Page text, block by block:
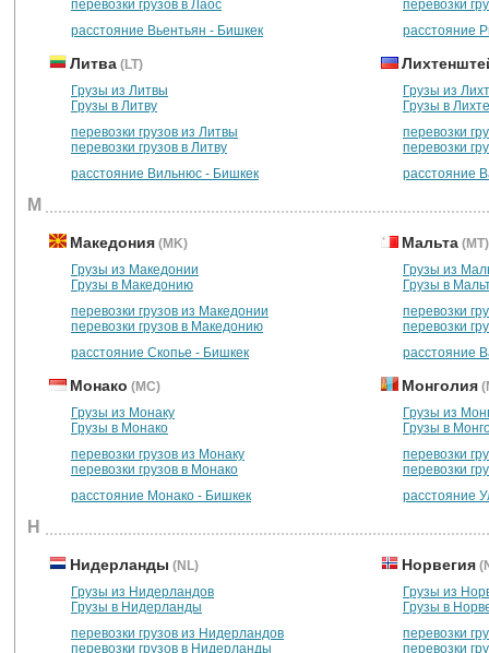
перевозки грузов в Лаос
расстояние Вьентьян - Бишкек
перевозки
расстояние
Литва (LT)
Грузы из Литвы
Грузы в Литву
перевозки грузов из Литвы
перевозки грузов в Литву
расстояние Вильнюс - Бишкек
Грузы из
Грузы в
перевозки
перевозки
расстояние
М
Македония (MK)
Грузы из Македонии
Грузы в Македонию
перевозки грузов из Македонии
перевозки грузов в Македонию
расстояние Скопье - Бишкек
Мальта (MT)
Грузы из
Грузы в
перевозки
перевозки
расстояние
Монако (MC)
Грузы из Монаку
Грузы в Монако
перевозки грузов из Монаку
перевозки грузов в Монако
расстояние Монако - Бишкек
Монголия
Грузы из
Грузы в
перевозки
перевозки
расстояние
Н
Нидерланды (NL)
Грузы из Нидерландов
Грузы в Нидерланды
перевозки грузов из Нидерландов
перевозки грузов в Нидерланды
Норвегия
Грузы из
Грузы в
перевозки
перевозки